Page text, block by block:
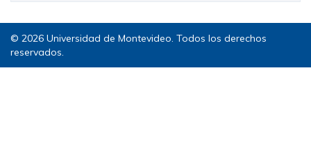
© 2026 Universidad de Montevideo. Todos los derechos
reservados.